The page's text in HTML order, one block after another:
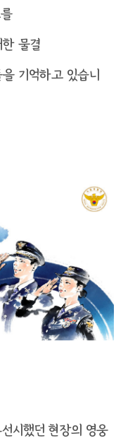
물결
기억하고 있습니
시했던 현장의 영웅